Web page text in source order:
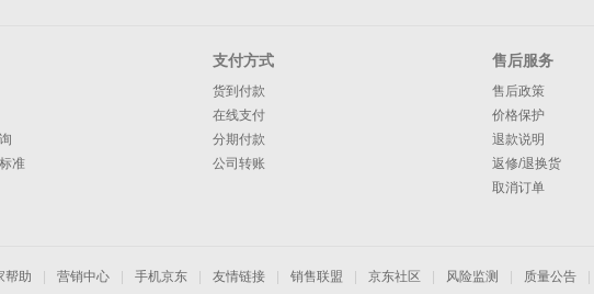
准
支付方式
货到付款
在线支付
分期付款
公司转账
售后服务
售后政策
价格保护
退款说明
返修/退换货
取消订单
帮助 营销中心 手机京东 友情链接 销售联盟 京东社区 风险监测 质量公告